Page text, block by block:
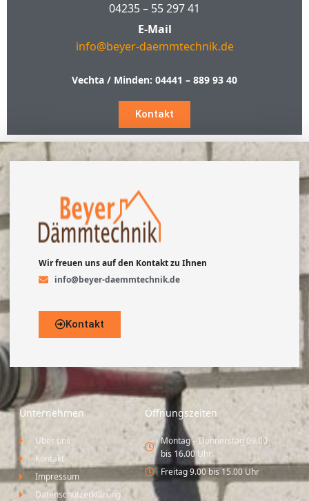
04235 – 55 297 41
E-Mail
info@beyer-daemmtechnik.de
Vechta / Minden: 04441 – 889 93 40
Kontakt
Wir freuen uns auf den Kontakt zu Ihnen
info@beyer-daemmtechnik.de
Kontakt
Unternehmen
Über uns
Kontakt
Impressum
Datenschutzerklärung
Öffnungszeiten
Montag – Donnerstag 09.00
bis 16.00 Uhr
Freitag 9.00 bis 15.00 Uhr